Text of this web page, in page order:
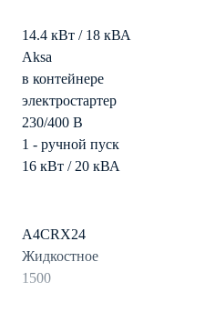
14.4 кВт / 18 кВА
Aksa
в контейнере
электростартер
230/400 В
1 - ручной пуск
16 кВт / 20 кВА
A4CRX24
Жидкостное
1500